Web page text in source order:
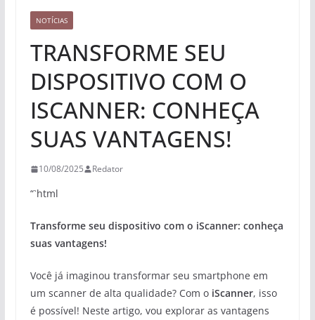
NOTÍCIAS
TRANSFORME SEU
DISPOSITIVO COM O
ISCANNER: CONHEÇA
SUAS VANTAGENS!
10/08/2025 Redator
“`html
Transforme seu dispositivo com o iScanner: conheça
suas vantagens!
Você já imaginou transformar seu smartphone em
um scanner de alta qualidade? Com o iScanner, isso
é possível! Neste artigo, vou explorar as vantagens